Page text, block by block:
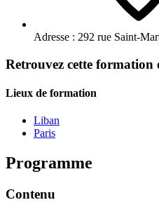
Adresse : 292 rue Saint-
Retrouvez cette formation
Lieux de formation
Liban
Paris
Programme
Contenu